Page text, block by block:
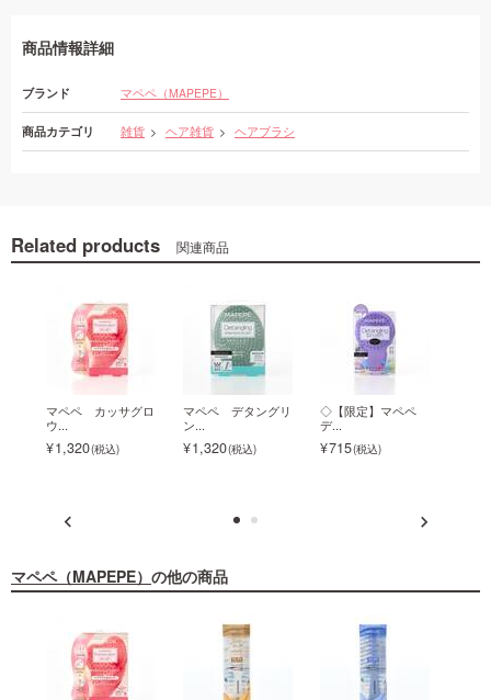
商品情報詳細
ブランド マペペ（MAPEPE）
商品カテゴリ 雑貨 ヘア雑貨 ヘアブラシ
Related products 関連商品
マペペ カッサグロ
ウ...
1,320
マペペ デタングリ
ン...
1,320
◇【限定】マペペ
デ...
715
マペペ（MAPEPE） の他の商品